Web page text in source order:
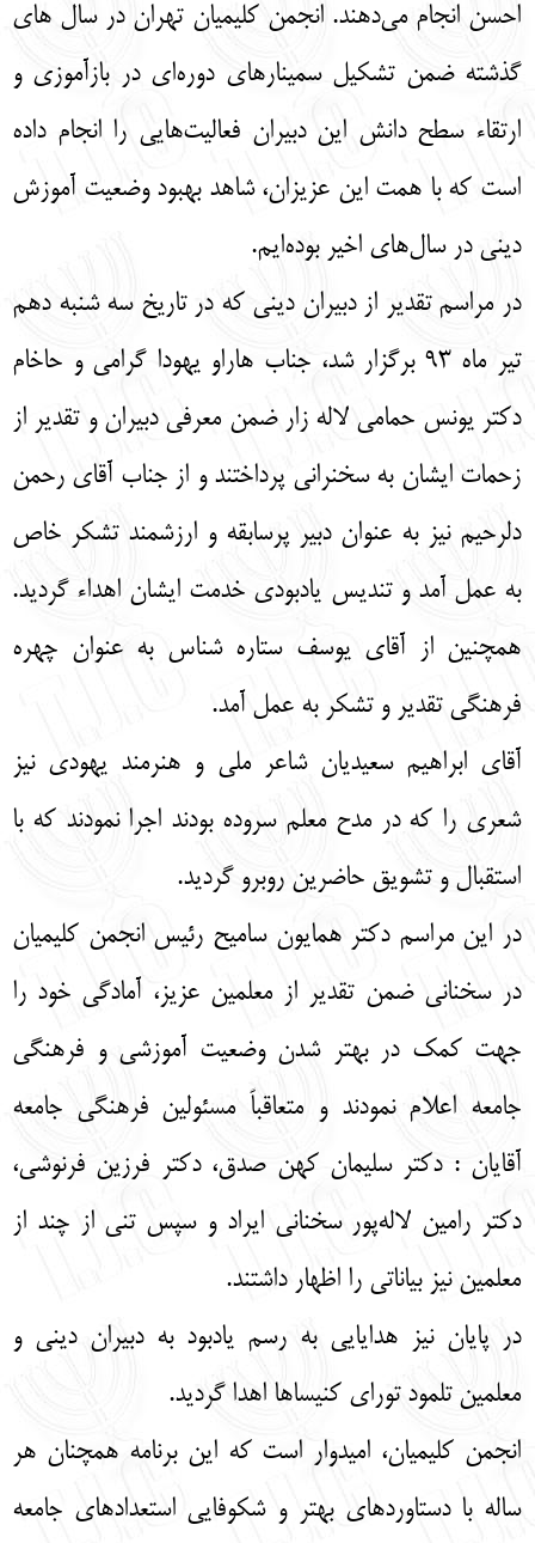
احسن انجام می‌دهند. انجمن کلیمیان تهران در سال ‌های
گذشته ضمن تشکیل سمینارهای دوره‌ای در بازآموزی و
ارتقاء سطح دانش این دبیران فعالیت‌هایی را انجام داده
است که با همت این عزیزان، شاهد بهبود وضعیت آموزش
دینی در سال‌های اخیر بوده‌ایم.
در مراسم تقدیر از دبیران دینی که در تاریخ سه شنبه دهم
تیر ماه 93 برگزار شد، جناب هاراو یهودا گرامی و حاخام
دکتر یونس حمامی لاله زار ضمن معرفی دبیران و تقدیر از
زحمات ایشان به سخنرانی پرداختند و از جناب آقای رحمن
دلرحیم نیز به عنوان دبیر پرسابقه و ارزشمند تشکر خاص
به عمل آمد و تندیس یادبودی خدمت ایشان اهداء گردید.
همچنین از آقای یوسف ستاره‌ شناس به عنوان چهره
فرهنگی تقدیر و تشکر به عمل آمد.
آقای ابراهیم سعیدیان شاعر ملی و هنرمند یهودی نیز
شعری را که در مدح معلم سروده بودند اجرا نمودند که با
استقبال و تشویق حاضرین روبرو گردید.
در این مراسم دکتر همایون سامیح رئیس انجمن کلیمیان
در سخنانی ضمن تقدیر از معلمین عزیز، آمادگی خود را
جهت کمک در بهتر شدن وضعیت آموزشی و فرهنگی
جامعه اعلام نمودند و متعاقباً مسئولین فرهنگی جامعه
آقایان : دکتر سلیمان کهن صدق، دکتر فرزین فرنوشی،
دکتر رامین لاله‌پور سخنانی ایراد و سپس تنی از چند از
معلمین نیز بیاناتی را اظهار داشتند.
در پایان نیز هدایایی به رسم یادبود به دبیران دینی و
معلمین تلمود تورای کنیساها اهدا گردید.
انجمن کلیمیان، امیدوار است که این برنامه همچنان هر
ساله با دستاوردهای بهتر و شکوفایی استعدادهای جامعه